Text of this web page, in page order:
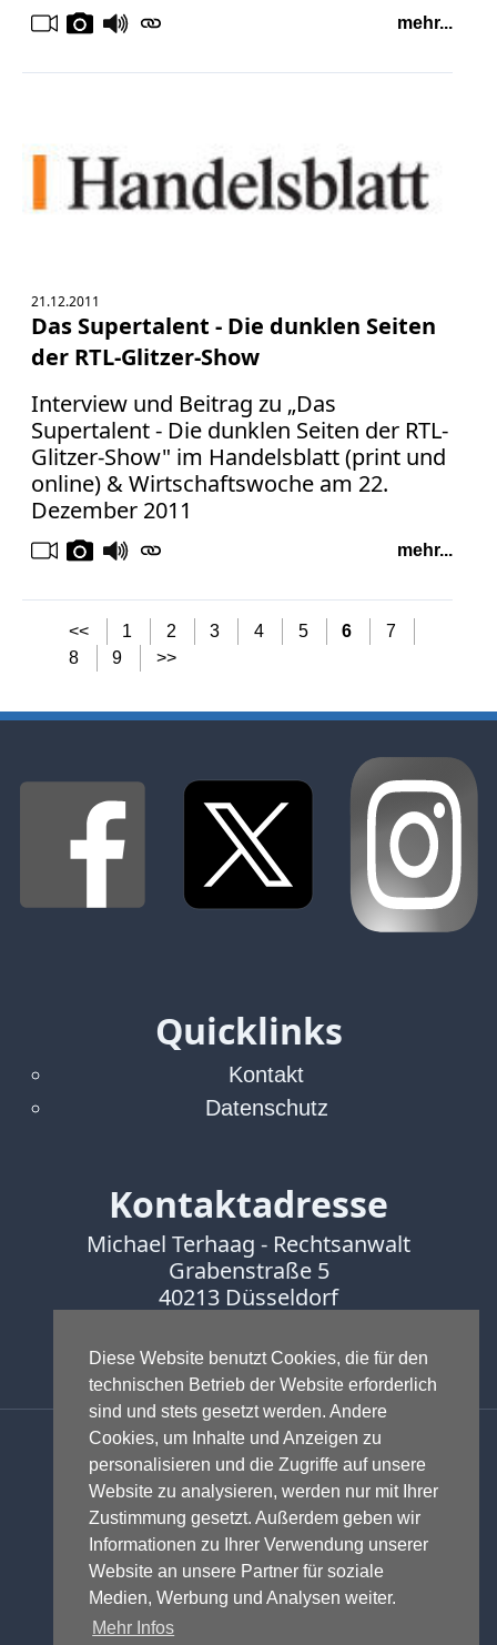
Diese Website benutzt Cookies, die für den
technischen Betrieb der Website erforderlich
sind und stets gesetzt werden. Andere
Cookies, um Inhalte und Anzeigen zu
personalisieren und die Zugriffe auf unsere
Website zu analysieren, werden nur mit Ihrer
Zustimmung gesetzt. Außerdem geben wir
Informationen zu Ihrer Verwendung unserer
Website an unsere Partner für soziale
Medien, Werbung und Analysen weiter.
Mehr Infos
mehr...
21.12.2011
Das Supertalent - Die dunklen Seiten
der RTL-Glitzer-Show
Interview und Beitrag zu „Das
Supertalent - Die dunklen Seiten der RTL-
Glitzer-Show" im Handelsblatt (print und
online) & Wirtschaftswoche am 22.
Dezember 2011
mehr...
<< 1 2 3 4 5 6
7
8
9 >>
Quicklinks
Kontakt
Datenschutz
Kontaktadresse
Michael Terhaag - Rechtsanwalt
Grabenstraße 5
40213 Düsseldorf
Fax:0211-16888601
Anwalt - Rechtsanwalt - Fachanwalt
für Gewerblichen Rechtsschutz -
Fachanwalt für IT-Recht -
Markenrecht,Wettbewerbsrecht,
Urheberrecht,IT-Recht und
Onlinerecht,E-Commerce,
Designrecht ,Medienrecht &
Presserecht